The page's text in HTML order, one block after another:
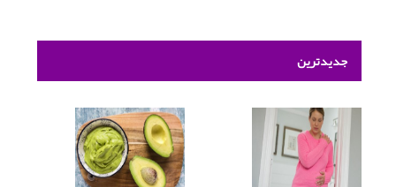
جدیدترین